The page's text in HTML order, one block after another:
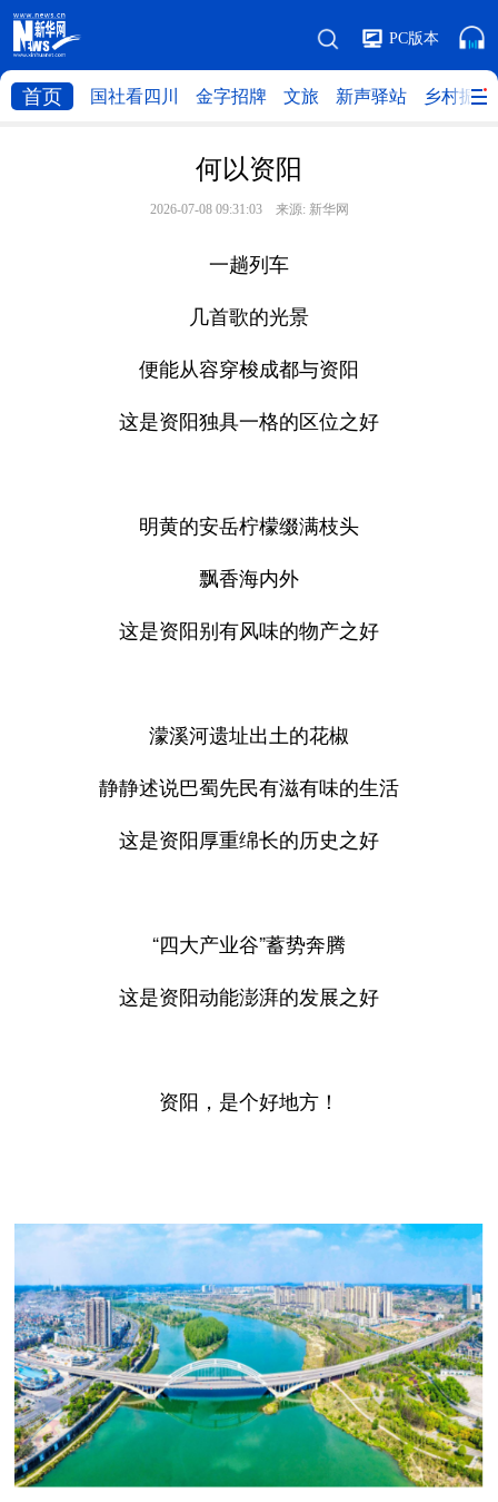
PC版本
首页 国社看四川 金字招牌 文旅 新声驿站 乡村振兴
何以资阳
2026-07-08 09:31:03 来源: 新华网
一趟列车
几首歌的光景
便能从容穿梭成都与资阳
这是资阳独具一格的区位之好
明黄的安岳柠檬缀满枝头
飘香海内外
这是资阳别有风味的物产之好
濛溪河遗址出土的花椒
静静述说巴蜀先民有滋有味的生活
这是资阳厚重绵长的历史之好
“四大产业谷”蓄势奔腾
这是资阳动能澎湃的发展之好
资阳，是个好地方！